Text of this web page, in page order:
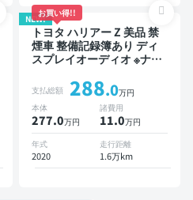
NEW!
お買い得!!
トヨタ ハリアー Z 美品 禁
煙車 整備記録簿あり ディ
スプレイオーディオ ※ナビ
スポットモニター デジタル
インナーミラー オートクル
ーズ スマートキー ETC サ
ンルーフ バックモニター
全方位カメラ ドライブレコ
ーダー 衝突軽減
支払総額 288.0万円
本体
277.0万円
諸費用
11.0万円
年式
2020
走行距離
1.6万km